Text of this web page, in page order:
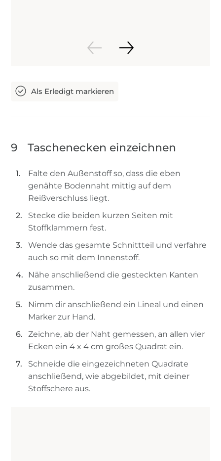
9 Taschenecken einzeichnen
Falte den Außenstoff so, dass die eben
genähte Bodennaht mittig auf dem
Reißverschluss liegt.
Stecke die beiden kurzen Seiten mit
Stoffklammern fest.
Wende das gesamte Schnittteil und verfahre
auch so mit dem Innenstoff.
Nähe anschließend die gesteckten Kanten
zusammen.
Nimm dir anschließend ein Lineal und einen
Marker zur Hand.
Zeichne, ab der Naht gemessen, an allen vier
Ecken ein 4 x 4 cm großes Quadrat ein.
Schneide die eingezeichneten Quadrate
anschließend, wie abgebildet, mit deiner
Stoffschere aus.